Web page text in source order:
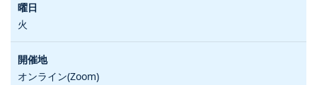
火
オンライン(Zoom)